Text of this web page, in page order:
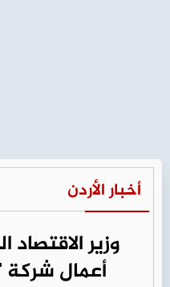
أخبار الأردن
وزير
أعمال